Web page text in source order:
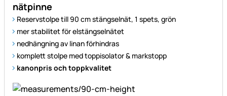
nätpinne
Reservstolpe till 90 cm stängselnät, 1 spets, grön
mer stabilitet för elstängselnätet
nedhängning av linan förhindras
komplett stolpe med toppisolator & markstopp
kanonpris och toppkvalitet